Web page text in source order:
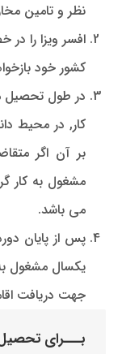
نظر و تامین
افسر ویزا را
کشور خود
در طول تحصیل
کار, در محیط
بر آن اگر
می باشد.
پس از پایان
یکسال مشغول به
جهت دریافت
بـــرای تحصیل